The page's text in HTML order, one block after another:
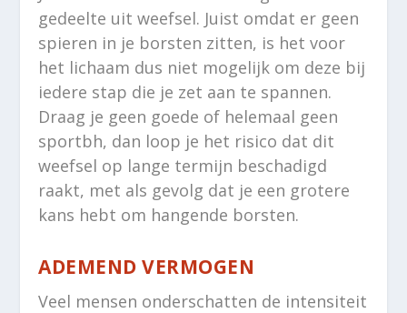
gedeelte uit weefsel. Juist omdat er geen
spieren in je borsten zitten, is het voor
het lichaam dus niet mogelijk om deze bij
iedere stap die je zet aan te spannen.
Draag je geen goede of helemaal geen
sportbh, dan loop je het risico dat dit
weefsel op lange termijn beschadigd
raakt, met als gevolg dat je een grotere
kans hebt om hangende borsten.
ADEMEND VERMOGEN
Veel mensen onderschatten de intensiteit